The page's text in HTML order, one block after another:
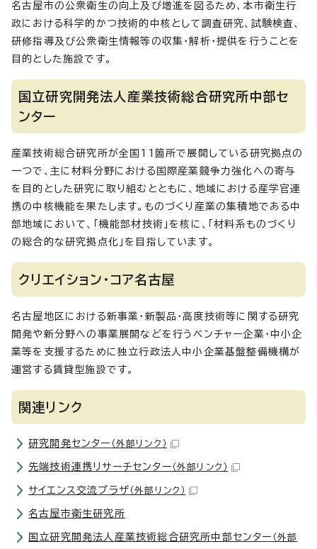
名古屋市の公衆衛生の向上及び増進を図るため、本市衛生行
政における科学的かつ技術的中核として調査研究、試験検査、
研修指導及び公衆衛生情報等の収集・解析・提供を行うことを
目的とした施設です。
国立研究開発法人産業技術総合研究所中部セ
ンター
産業技術総合研究所が全国11箇所で展開している研究拠点の
一つで、主に材料分野における国際産業競争力強化への寄与
を目的とした研究に取り組むとともに、地域における産学官連
携の中核機能を果たします。ものづくり産業の集積地である中
部地域において、「機能部材技術」を核に、「材料系ものづくり
の総合的な研究拠点化」を目指しています。
クリエイション・コア名古屋
名古屋地区における新事業・新製品・高度技術等に関する研究
開発や新分野への事業展開などを行うベンチャー企業・中小企
業等を支援するために独立行政法人中小企業基盤整備機構が
運営する賃貸型施設です。
関連リンク
研究開発センター （外部リンク）
先端技術連携リサーチセンター （外部リンク）
サイエンス交流プラザ （外部リンク）
名古屋市衛生研究所
国立研究開発法人産業技術総合研究所中部センター （外部